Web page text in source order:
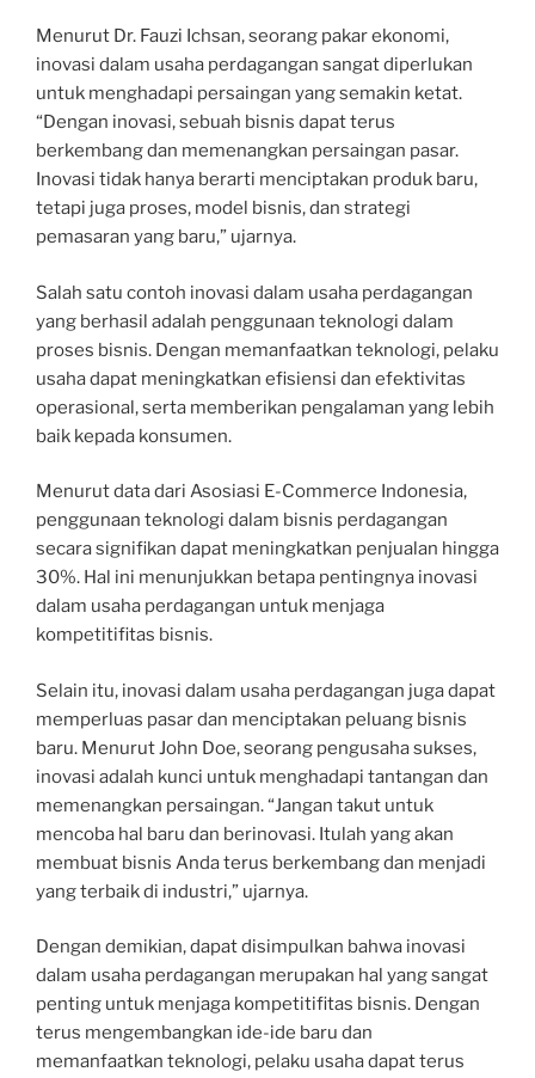
Menurut Dr. Fauzi Ichsan, seorang pakar ekonomi,
inovasi dalam usaha perdagangan sangat diperlukan
untuk menghadapi persaingan yang semakin ketat.
“Dengan inovasi, sebuah bisnis dapat terus
berkembang dan memenangkan persaingan pasar.
Inovasi tidak hanya berarti menciptakan produk baru,
tetapi juga proses, model bisnis, dan strategi
pemasaran yang baru,” ujarnya.
Salah satu contoh inovasi dalam usaha perdagangan
yang berhasil adalah penggunaan teknologi dalam
proses bisnis. Dengan memanfaatkan teknologi, pelaku
usaha dapat meningkatkan efisiensi dan efektivitas
operasional, serta memberikan pengalaman yang lebih
baik kepada konsumen.
Menurut data dari Asosiasi E-Commerce Indonesia,
penggunaan teknologi dalam bisnis perdagangan
secara signifikan dapat meningkatkan penjualan hingga
30%. Hal ini menunjukkan betapa pentingnya inovasi
dalam usaha perdagangan untuk menjaga
kompetitifitas bisnis.
Selain itu, inovasi dalam usaha perdagangan juga dapat
memperluas pasar dan menciptakan peluang bisnis
baru. Menurut John Doe, seorang pengusaha sukses,
inovasi adalah kunci untuk menghadapi tantangan dan
memenangkan persaingan. “Jangan takut untuk
mencoba hal baru dan berinovasi. Itulah yang akan
membuat bisnis Anda terus berkembang dan menjadi
yang terbaik di industri,” ujarnya.
Dengan demikian, dapat disimpulkan bahwa inovasi
dalam usaha perdagangan merupakan hal yang sangat
penting untuk menjaga kompetitifitas bisnis. Dengan
terus mengembangkan ide-ide baru dan
memanfaatkan teknologi, pelaku usaha dapat terus